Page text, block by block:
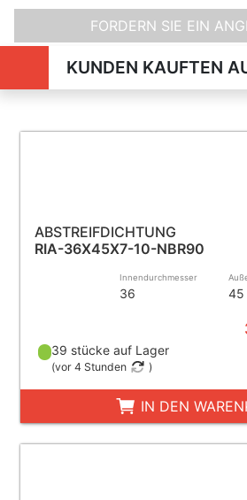
FORDERN SIE EIN
KUNDEN KAUFTEN
ABSTREIFDICHTUNG
RIA-36X45X7-10-NBR90
Innendurchmesser
36 45
39 stücke auf Lager
(vor 4 Stunden )
IN DEN